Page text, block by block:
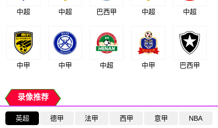
中超 中超 巴西甲 中超 中超
中甲 中甲 中超 中甲 巴西甲
录像推荐
英超 德甲 法甲 西甲 意甲 NBA